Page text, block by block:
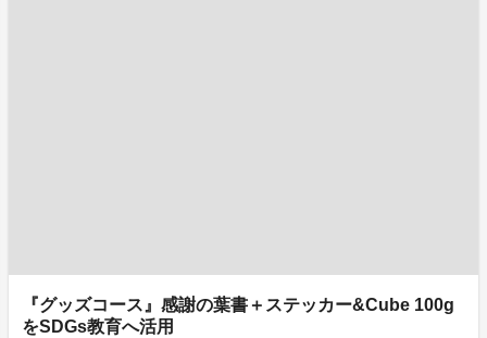
『グッズコース』感謝の葉書＋ステッカー&Cube 100g
をSDGs教育へ活用